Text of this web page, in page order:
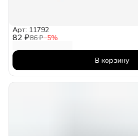
82 ₽86 ₽−5%
Арт: 11792
В корзину